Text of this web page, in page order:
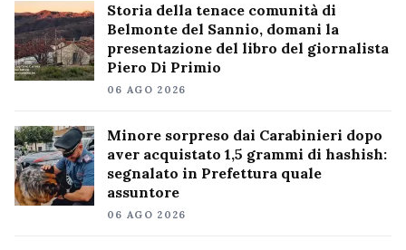
Storia della tenace comunità di
Belmonte del Sannio, domani la
presentazione del libro del giornalista
Piero Di Primio
06 AGO 2026
Minore sorpreso dai Carabinieri dopo
aver acquistato 1,5 grammi di hashish:
segnalato in Prefettura quale
assuntore
06 AGO 2026